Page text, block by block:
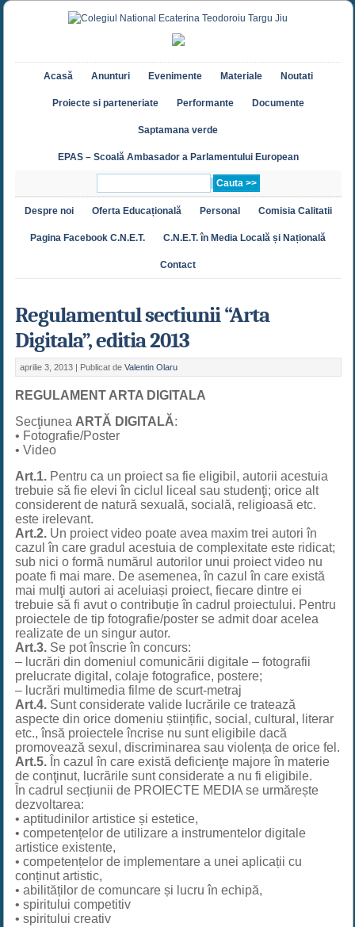
Acasă Anunturi Evenimente Materiale Noutati
Proiecte si parteneriate Performante Documente
Saptamana verde
EPAS – Scoală Ambasador a Parlamentului European
Despre noi Oferta Educațională Personal Comisia Calitatii
Pagina Facebook C.N.E.T. C.N.E.T. în Media Locală și Națională
Contact
Regulamentul sectiunii “Arta
Digitala”, editia 2013
aprilie 3, 2013 | Publicat de Valentin Olaru
REGULAMENT ARTA DIGITALA
Secţiunea ARTĂ DIGITALĂ:
• Fotografie/Poster
• Video
Art.1.Pentru ca un proiect sa fie eligibil, autorii acestuia
trebuie să fie elevi în ciclul liceal sau studenţi; orice alt
considerent de natură sexuală, socială, religioasă etc.
este irelevant.
Art.2.Un proiect video poate avea maxim trei autori în
cazul în care gradul acestuia de complexitate este ridicat;
sub nici o formă numărul autorilor unui proiect video nu
poate fi mai mare. De asemenea, în cazul în care există
mai mulţi autori ai aceluiași proiect, fiecare dintre ei
trebuie să fi avut o contribuție în cadrul proiectului. Pentru
proiectele de tip fotografie/poster se admit doar acelea
realizate de un singur autor.
Art.3.Se pot înscrie în concurs:
– lucrări din domeniul comunicării digitale – fotografii
prelucrate digital, colaje fotografice, postere;
– lucrări multimedia filme de scurt-metraj
Art.4. Sunt considerate valide lucrările ce tratează
aspecte din orice domeniu științific, social, cultural, literar
etc., însă proiectele încrise nu sunt eligibile dacă
promovează sexul, discriminarea sau violența de orice fel.
Art.5.În cazul în care există deficienţe majore în materie
de conţinut, lucrările sunt considerate a nu fi eligibile.
În cadrul secțiunii de PROIECTE MEDIA se urmărește
dezvoltarea:
• aptitudinilor artistice și estetice,
• competențelor de utilizare a instrumentelor digitale
artistice existente,
• competențelor de implementare a unei aplicații cu
conținut artistic,
• abilităților de comuncare și lucru în echipă,
• spiritului competitiv
• spiritului creativ